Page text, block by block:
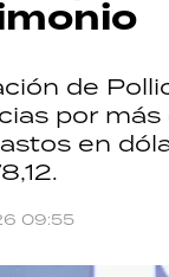
de
por
en
09:55